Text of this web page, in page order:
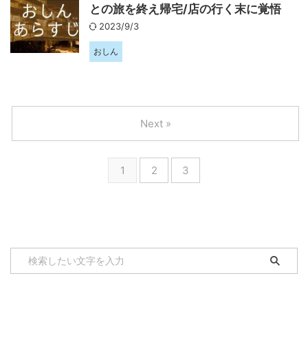
との旅を終え帰宅/店の行く末に覚悟
2023/9/3
おしん
1 2 3
Next »